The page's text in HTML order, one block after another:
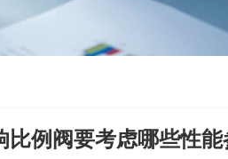
比例阀要考虑哪些性能